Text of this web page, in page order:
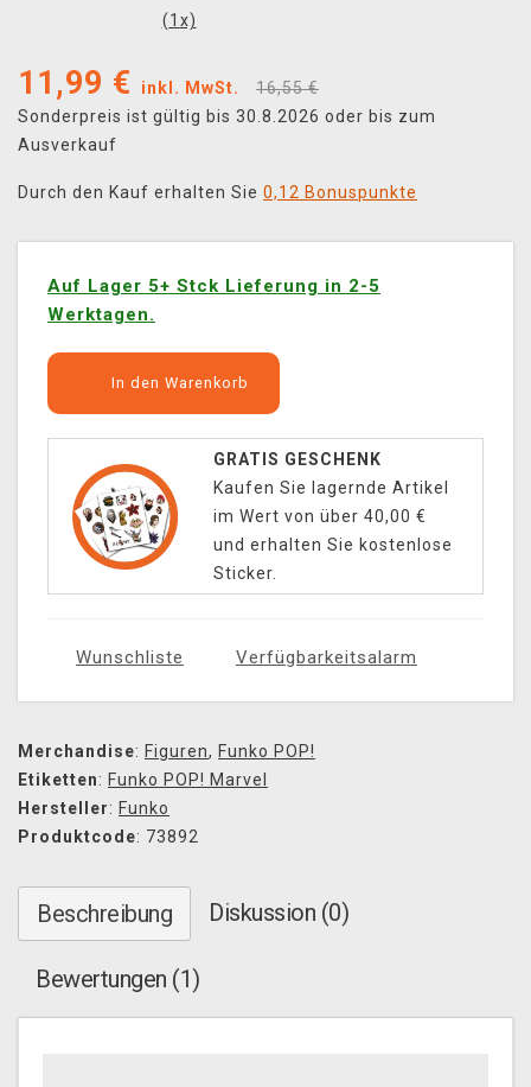
(1 x)
11,99 € inkl. MwSt.
16,55 €
Sonderpreis ist gültig bis 30.8.2026 oder bis zum
Ausverkauf
Durch den Kauf erhalten Sie 0,12 Bonuspunkte
Auf Lager 5+ Stck Lieferung in 2-5
Werktagen.
In den Warenkorb
GRATIS GESCHENK
Kaufen Sie lagernde Artikel
im Wert von über 40,00 €
und erhalten Sie kostenlose
Sticker.
Wunschliste Verfügbarkeitsalarm
Merchandise: Figuren, Funko POP!
Etiketten: Funko POP! Marvel
Hersteller: Funko
Produktcode: 73892
Beschreibung Diskussion (0)
Bewertungen (1)